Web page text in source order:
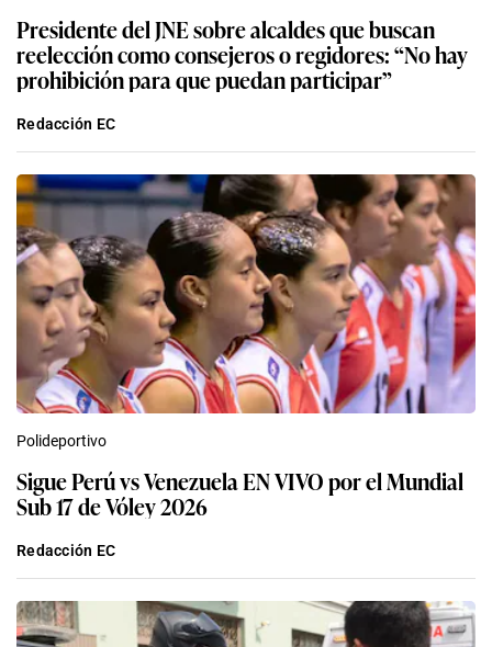
Presidente del JNE sobre alcaldes que buscan
reelección como consejeros o regidores: “No hay
prohibición para que puedan participar”
Redacción EC
Polideportivo
Sigue Perú vs Venezuela EN VIVO por el Mundial
Sub 17 de Vóley 2026
Redacción EC